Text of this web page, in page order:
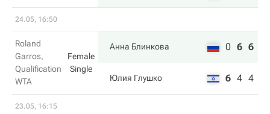
24.05, 16:50
Roland
Garros,
Qualification
WTA
Female
Single
Анна Блинкова 0 6 6
Юлия Глушко 6 4 4
23.05, 16:15